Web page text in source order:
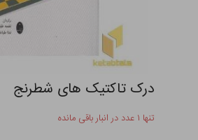
درک تاکتیک های شطرنج
تنها ۱ عدد در انبار باقی مانده